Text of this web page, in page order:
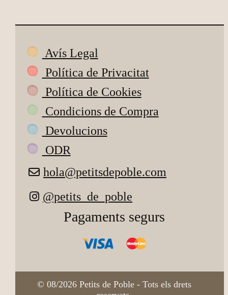
Avís Legal
Política de Privacitat
Política de Cookies
Condicions de Compra
Devolucions
ODR
hola@petitsdepoble.com
@petits_de_poble
Pagaments segurs
© 08/2026 Petits de Poble - Tots els drets